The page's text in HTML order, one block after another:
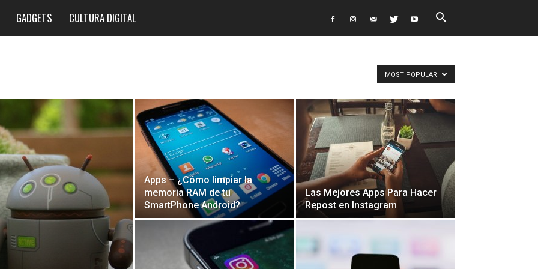
GADGETS CULTURA DIGITAL
MOST POPULAR
Apps – ¿Cómo limpiar la
memoria RAM de tu
SmartPhone Android?
Las Mejores Apps Para Hacer
Repost en Instagram